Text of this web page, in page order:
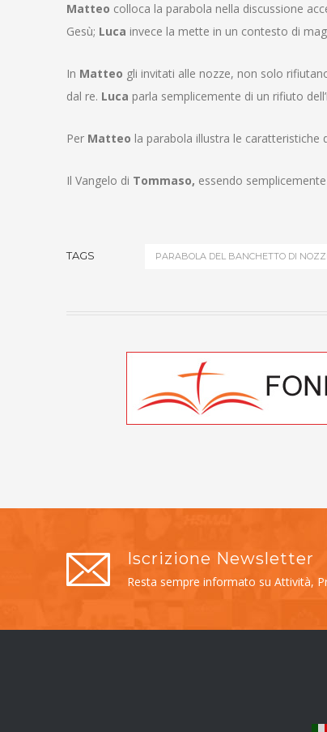
Matteo colloca la parabola nella discussione
Gesù; Luca invece la mette in un contesto di
In Matteo gli invitati alle nozze, non solo
dal re. Luca parla semplicemente di un rifiuto
Per Matteo la parabola illustra le caratteristiche
Il Vangelo di Tommaso, essendo
TAGS PARABOLA DEL BANCHETTO DI
Iscrizione Newsletter
Resta sempre informato su Attività,